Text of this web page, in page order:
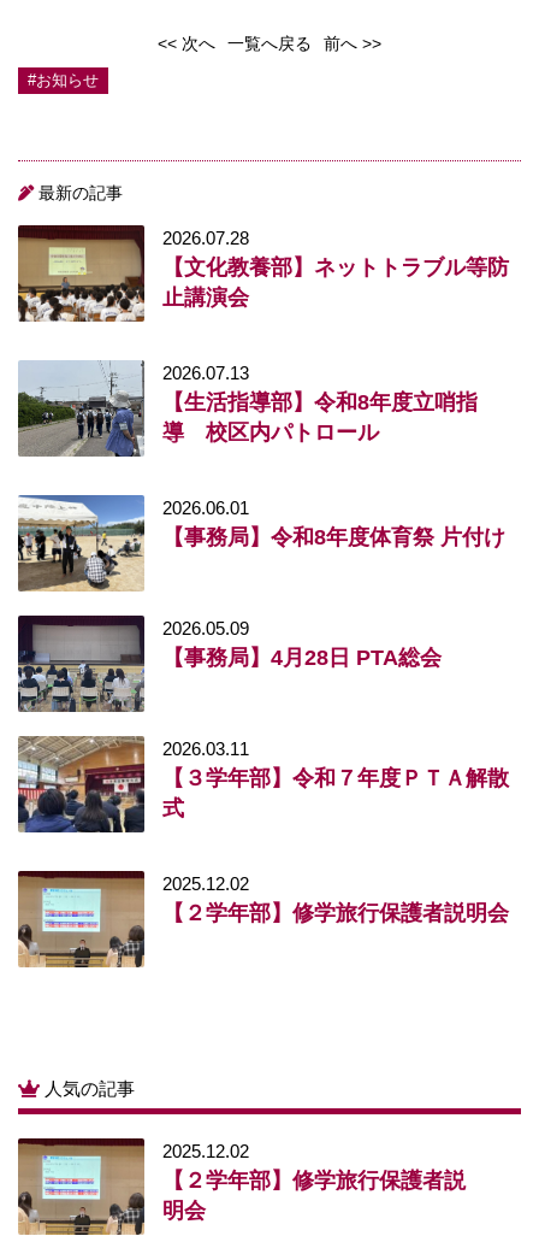
<< 次へ 一覧へ戻る 前へ >>
#お知らせ
最新の記事
2026.07.28
【文化教養部】ネットトラブル等防
止講演会
2026.07.13
【生活指導部】令和8年度立哨指
導 校区内パトロール
2026.06.01
【事務局】令和8年度体育祭 片付け
2026.05.09
【事務局】4月28日 PTA総会
2026.03.11
【３学年部】令和７年度ＰＴＡ解散
式
2025.12.02
【２学年部】修学旅行保護者説明会
人気の記事
2025.12.02
【２学年部】修学旅行保護者説
明会